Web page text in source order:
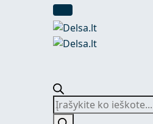
Products
search